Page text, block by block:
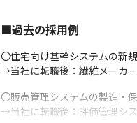
■ 誠実に、着実に、価値を
日本トライスタイルは、派手
「信頼されるエンジニアが集
地に足のついた事業運営と、
その両立を目指しながら、こ
■過去の採用例
〇住宅向け基幹システムの新
→当社に転職後：繊維メーカ
〇販売管理システムの製造・
→当社に転職後：評価管理シ